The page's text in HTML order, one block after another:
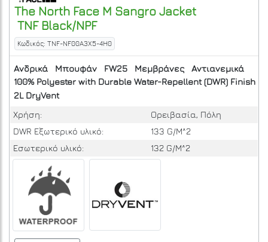
The North Face M Sangro Jacket
TNF Black/NPF
Κωδικός: TNF-NF00A3X5-4H0
Ανδρικά Μπουφάν FW25 Μεμβράνες
Αντιανεμικά
100% Polyester with Durable Water-Repellent (DWR) Finish
2L DryVent
Χρήση:
Ορειβασία, Πόλη
DWR Εξωτερικό υλικό:
133 G/M^2
Εσωτερικό υλικό:
132 G/M^2